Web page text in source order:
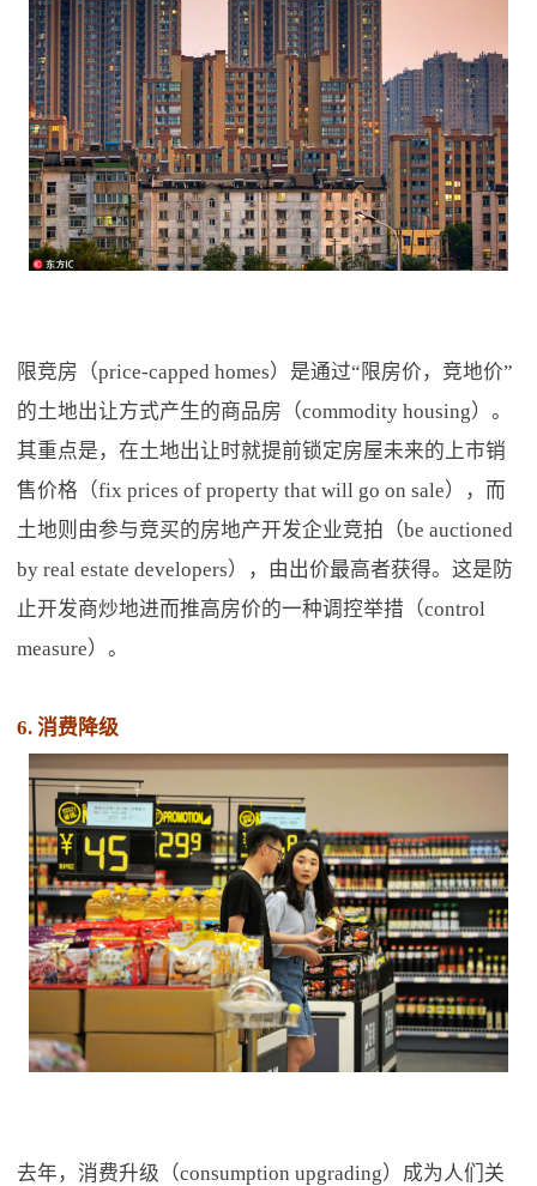
限竞房（price-capped homes）是通过“限房价，竞地价”
的土地出让方式产生的商品房（commodity housing）。
其重点是，在土地出让时就提前锁定房屋未来的上市销
售价格（fix prices of property that will go on sale），而
土地则由参与竞买的房地产开发企业竞拍（be auctioned
by real estate developers），由出价最高者获得。这是防
止开发商炒地进而推高房价的一种调控举措（control
measure）。
6. 消费降级
去年，消费升级（consumption upgrading）成为人们关